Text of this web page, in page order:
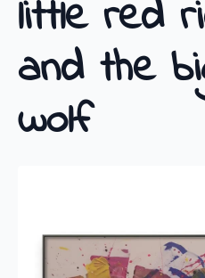
little red
and the
wolf